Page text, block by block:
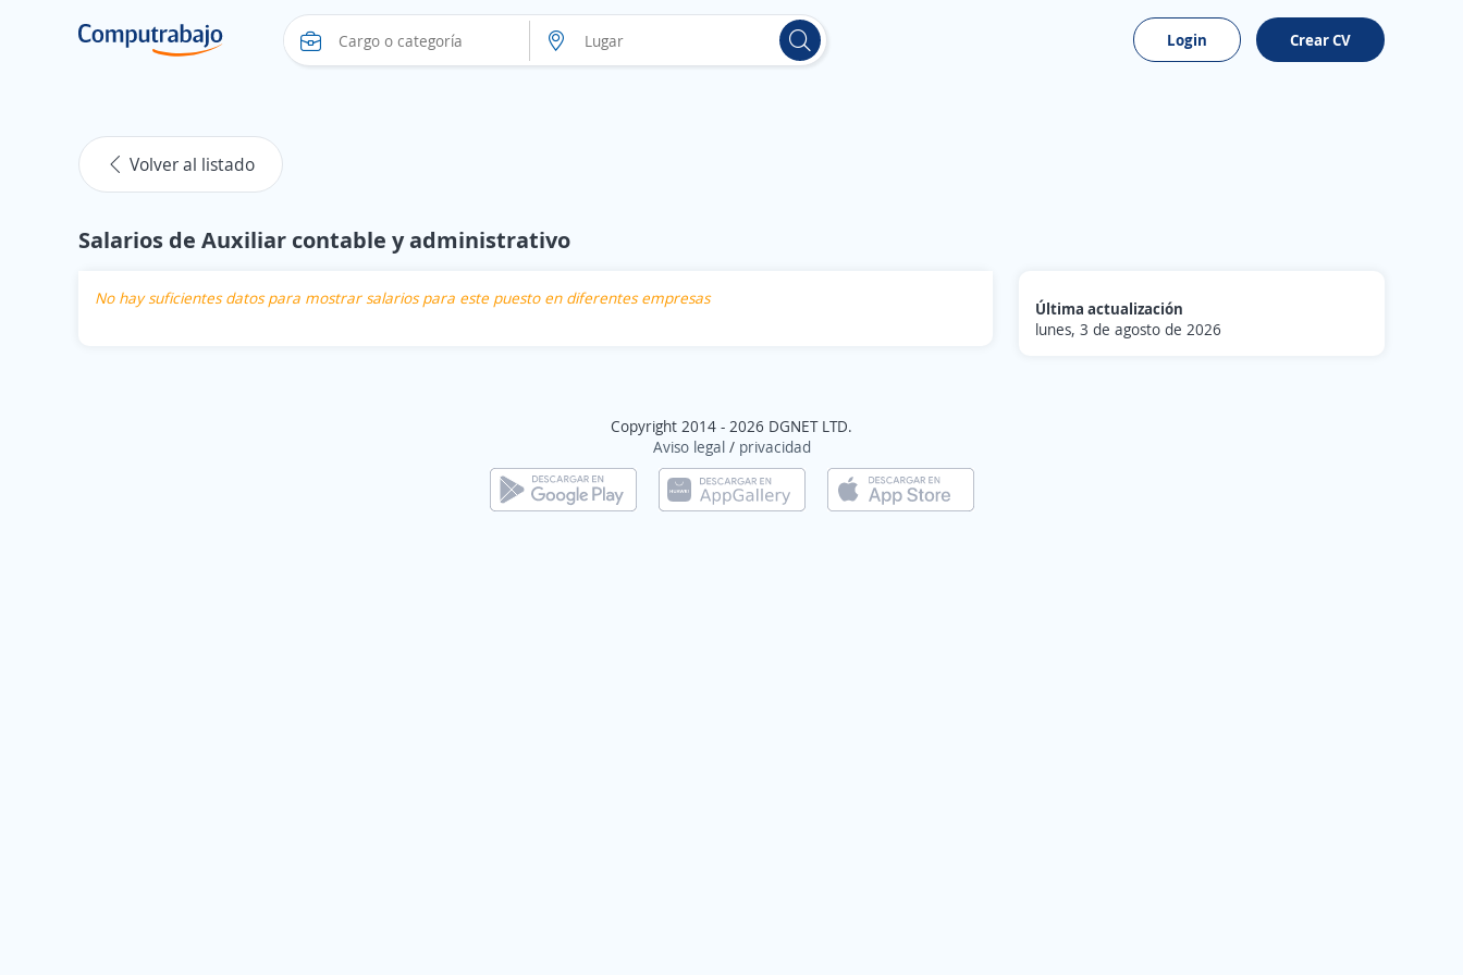
Login Crear CV
Volver al listado
Salarios de Auxiliar contable y administrativo
No hay suficientes datos para mostrar salarios para este puesto en diferentes empresas
Última actualización
lunes, 3 de agosto de 2026
Copyright 2014 - 2026 DGNET LTD.
Aviso legal/ privacidad